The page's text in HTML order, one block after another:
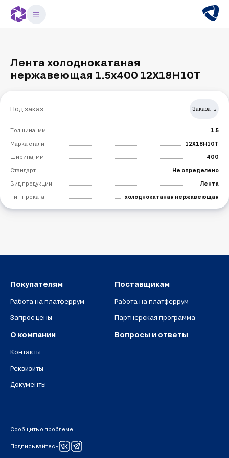
Лента холоднокатаная
нержавеющая 1.5х400 12Х18Н10Т
Под заказ Заказать
Толщина, мм 1.5
Марка стали 12Х18Н10Т
Ширина, мм 400
Стандарт Не определено
Вид продукции Лента
Тип проката холоднокатаная нержавеющая
Покупателям
Работа на платферрум
Запрос цены
Поставщикам
Работа на платферрум
Партнерская программа
О компании
Контакты
Реквизиты
Документы
Вопросы и ответы
Сообщить о проблеме
Подписывайтесь